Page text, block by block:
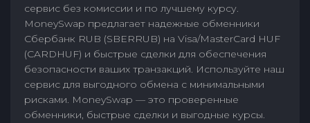
сервис без комиссии и по лучшему курсу.
MoneySwap предлагает надежные обменники
Сбербанк RUB (SBERRUB) на Visa/MasterCard HUF
(CARDHUF) и быстрые сделки для обеспечения
безопасности ваших транзакций. Используйте наш
сервис для выгодного обмена с минимальными
рисками. MoneySwap — это проверенные
обменники, быстрые сделки и выгодные курсы.